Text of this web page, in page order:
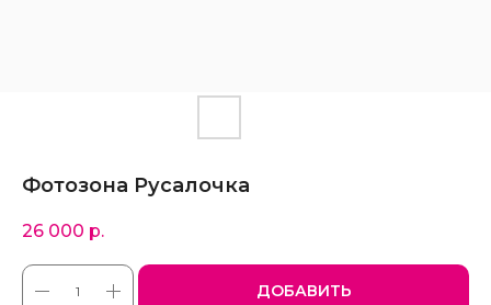
Фотозона Русалочка
26 000 р.
ДОБАВИТЬ